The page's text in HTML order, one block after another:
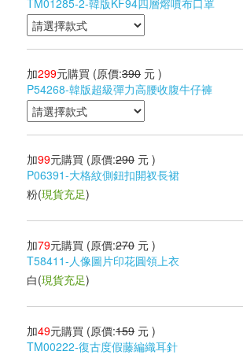
TM01285-2-韓版KF94四層熔噴布口罩
加299元購買 (原價:390 元 )
P54268-韓版超級彈力高腰收腹牛仔褲
加99元購買 (原價:290 元 )
P06391-大格紋側鈕扣開衩長裙
粉(現貨充足)
加79元購買 (原價:270 元 )
T58411-人像圖片印花圓領上衣
白(現貨充足)
加49元購買 (原價:159 元 )
TM00222-復古度假藤編織耳針